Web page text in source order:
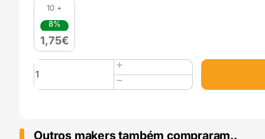
10 +
8%
1,75€
Quantidade
de
Heat
M6
Outros makers também compraram..